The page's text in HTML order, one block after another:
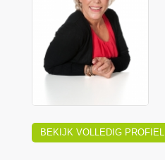
BEKIJK VOLLEDIG PROFIEL